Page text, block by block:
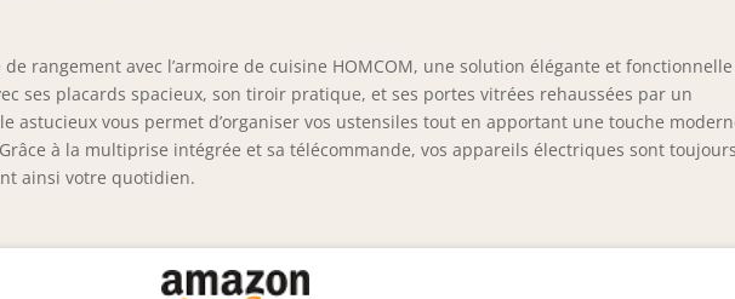
rangement avec l’armoire de cuisine HOMCOM, une solution élégante et fonctionnelle
ses placards spacieux, son tiroir pratique, et ses portes vitrées rehaussées par un
astucieux vous permet d’organiser vos ustensiles tout en apportant une touche
à la multiprise intégrée et sa télécommande, vos appareils électriques sont
ainsi votre quotidien.